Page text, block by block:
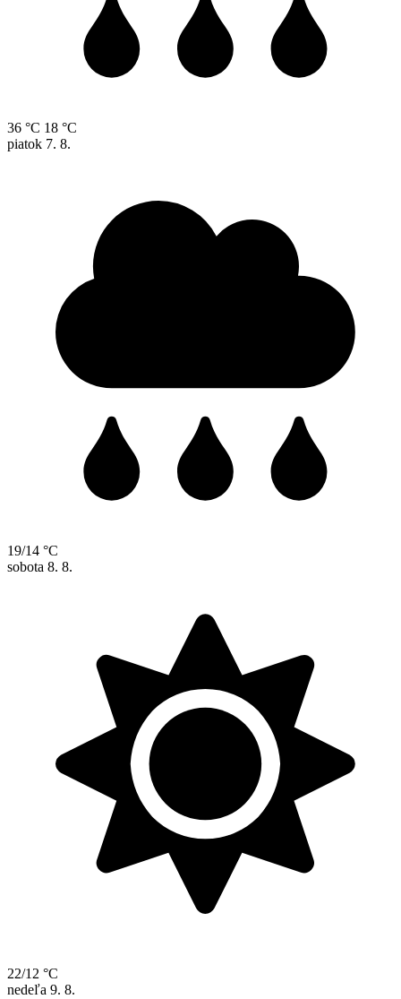
36 °C 18 °C
piatok 7. 8.
19/14 °C
sobota 8. 8.
22/12 °C
nedeľa 9. 8.